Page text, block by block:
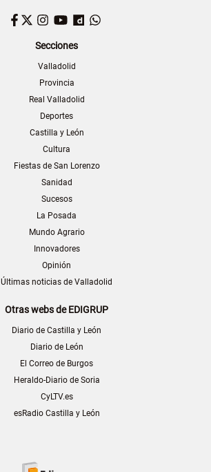
Facebook
TwitterInstagram
YouTubeDailymotion
Secciones
Valladolid
Provincia
Real Valladolid
Deportes
Castilla y León
Cultura
Fiestas de San Lorenzo
Sanidad
Sucesos
La Posada
Mundo Agrario
Innovadores
Opinión
Últimas noticias de Valladolid
Otras webs de EDIGRUP
Diario de Castilla y León
Diario de León
El Correo de Burgos
Heraldo-Diario de Soria
CyLTV.es
esRadio Castilla y León